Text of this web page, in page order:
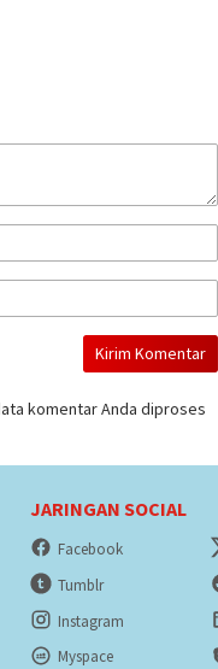
komentar Anda diproses
JARINGAN SOCIAL
Facebook
Tumblr
Instagram
Myspace